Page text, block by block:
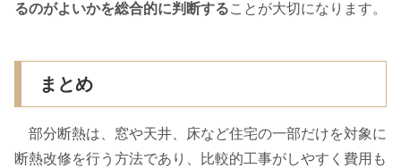
るのがよいかを総合的に判断することが大切になります。
まとめ
部分断熱は、窓や天井、床など住宅の一部だけを対象に
断熱改修を行う方法であり、比較的工事がしやすく費用も